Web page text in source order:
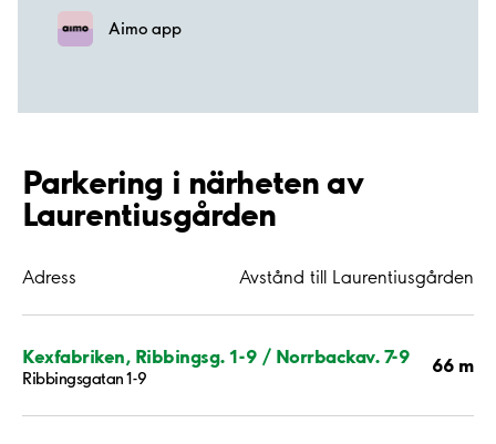
Aimo app
Parkering i närheten av
Laurentiusgården
Adress Avstånd till Laurentiusgården
Kexfabriken, Ribbingsg. 1-9 / Norrbackav. 7-9
Ribbingsgatan 1-9
66 m